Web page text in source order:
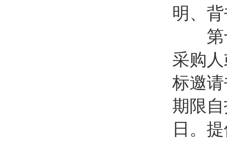
明、
第
采购
标邀
期限
日。